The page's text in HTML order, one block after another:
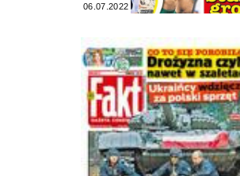
06.07.2022